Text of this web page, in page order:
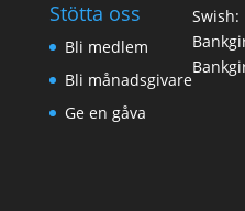
Stötta oss
Bli medlem
Bli månadsgivare
Ge en gåva
Swish: